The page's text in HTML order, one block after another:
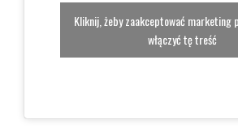
Kliknij, żeby zaakceptować marketing
włączyć tę treść